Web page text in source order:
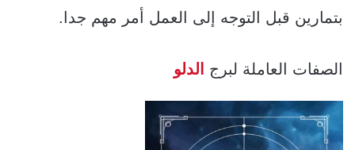
بتمارين قبل التوجه إلى العمل أمر مهم جدا.
الصفات العاملة لبرج الدلو